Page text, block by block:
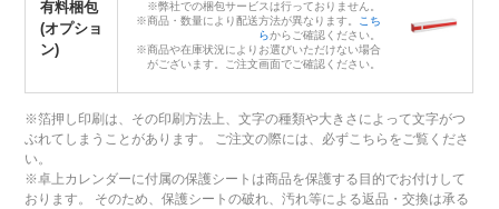
有料梱包
(オプショ
ン)
※弊社での梱包サービスは行っておりません。
※商品・数量により配送方法が異なります。
こち
らからご確認ください。
※商品や在庫状況によりお選びいただけない場合
がございます。ご注文画面でご確認ください。
※箔押し印刷は、その印刷方法上、文字の種類や大きさによって文字がつ
ぶれてしまうことがあります。 ご注文の際には、必ずこちらをご覧くださ
い。
※卓上カレンダーに付属の保護シートは商品を保護する目的でお付けして
おります。 そのため、保護シートの破れ、汚れ等による返品・交換は承る